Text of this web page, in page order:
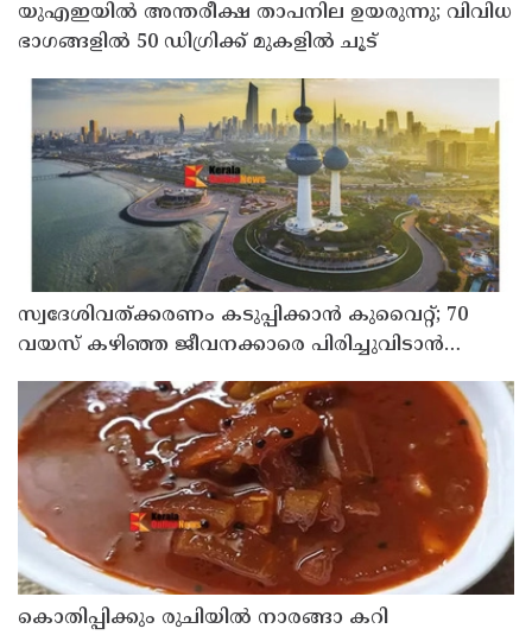
യുഎഇയില്‍ അന്തരീക്ഷ താപനില ഉയരുന്നു; വിവിധ
ഭാഗങ്ങളില്‍ 50 ഡിഗ്രിക്ക് മുകളില്‍ ചൂട്
സ്വദേശിവത്ക്കരണം കടുപ്പിക്കാന്‍ കുവൈറ്റ്; 70
വയസ് കഴിഞ്ഞ ജീവനക്കാരെ പിരിച്ചുവിടാന്‍
തീരുമാനം
കൊതിപ്പിക്കും രുചിയിൽ നാരങ്ങാ കറി